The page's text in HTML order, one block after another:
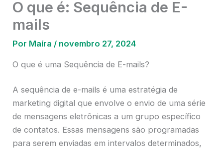
O que é: Sequência de E-
mails
Por Maíra / novembro 27, 2024
O que é uma Sequência de E-mails?
A sequência de e-mails é uma estratégia de
marketing digital que envolve o envio de uma série
de mensagens eletrônicas a um grupo específico
de contatos. Essas mensagens são programadas
para serem enviadas em intervalos determinados,